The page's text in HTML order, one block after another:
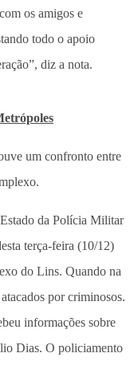
os amigos e
todo o apoio
diz a nota.
um confronto entre
Estado da Polícia Militar
terça-feira (10/12)
do Lins. Quando na
por criminosos.
informações sobre
Dias. O policiamento